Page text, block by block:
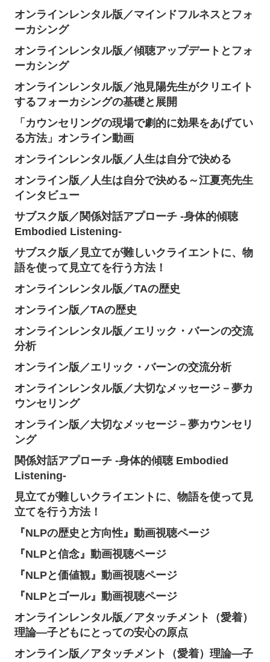
オンラインレンタル版／マインドフルネスとフォ
ーカシング
オンラインレンタル版／傾聴アップデートとフォ
ーカシング
オンラインレンタル版／池見陽先生がクリエイト
するフォーカシングの基礎と展開
「カウンセリングの現場で劇的に効果をあげてい
る方法」オンライン動画
オンラインレンタル版／人生は自分で決める
オンライン版／人生は自分で決める～江夏亮先生
インタビュー
サブスク版／関係対話アプローチ -身体的傾聴
Embodied Listening-
サブスク版／見立てが難しいクライエントに、物
語を使って見立てを行う方法！
オンラインレンタル版／TAの歴史
オンライン版／TAの歴史
オンラインレンタル版／エリック・バーンの交流
分析
オンライン版／エリック・バーンの交流分析
オンラインレンタル版／大切なメッセージ－夢カ
ウンセリング
オンライン版／大切なメッセージ－夢カウンセリ
ング
関係対話アプローチ -身体的傾聴 Embodied
Listening-
見立てが難しいクライエントに、物語を使って見
立てを行う方法！
『NLPの歴史と方向性』動画視聴ページ
『NLPと信念』動画視聴ページ
『NLPと価値観』動画視聴ページ
『NLPとゴール』動画視聴ページ
オンラインレンタル版／アタッチメント（愛着）
理論―子どもにとっての安心の原点
オンライン版／アタッチメント（愛着）理論―子